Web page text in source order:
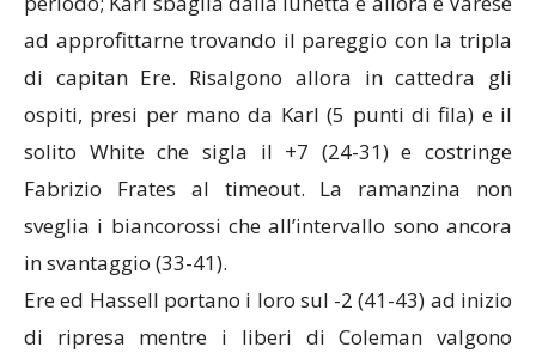
ad approfittarne trovando il pareggio con la tripla
di capitan Ere. Risalgono allora in cattedra gli
ospiti, presi per mano da Karl (5 punti di fila) e il
solito White che sigla il +7 (24-31) e costringe
Fabrizio Frates al timeout. La ramanzina non
sveglia i biancorossi che all’intervallo sono ancora
in svantaggio (33-41).
Ere ed Hassell portano i loro sul -2 (41-43) ad inizio
di ripresa mentre i liberi di Coleman valgono